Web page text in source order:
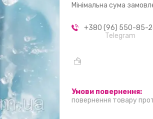
Мінімальна сума
+380 (96) 550-85-
Telegram
повернення товару